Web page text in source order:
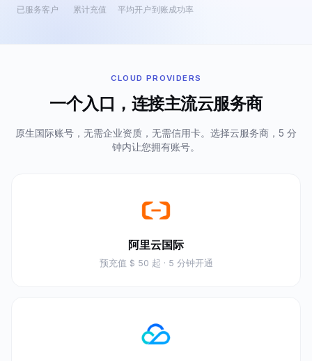
已服务客户 累计充值 平均开户到账成功率
CLOUD PROVIDERS
一个入口，连接主流云服务商
原生国际账号，无需企业资质，无需信用卡。选择云服务商，5 分
钟内让您拥有账号。
阿里云国际
预充值 $ 50 起 · 5 分钟开通